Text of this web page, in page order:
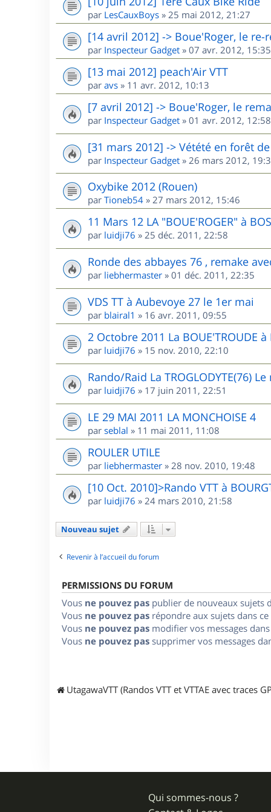
par LesCauxBoys » 25 mai 2012, 21:27
[14 avril 2012] -> Boue'Roger, le re-
par Inspecteur Gadget » 07 avr. 2012, 15:35
[13 mai 2012] peach'Air VTT
par avs » 11 avr. 2012, 10:13
[7 avril 2012] -> Boue'Roger, le
par Inspecteur Gadget » 01 avr. 2012, 12:58
[31 mars 2012] -> Vétété en forêt
par Inspecteur Gadget » 26 mars 2012,
Oxybike 2012 (Rouen)
par Tioneb54 » 27 mars 2012, 15:46
11 Mars 12 LA "BOUE'ROGER" à
par luidji76 » 25 déc. 2011, 22:58
Ronde des abbayes 76 , remake
par liebhermaster » 01 déc. 2011, 22:35
VDS TT à Aubevoye 27 le 1er mai
par blairal1 » 16 avr. 2011, 09:55
2 Octobre 2011 La BOUE'TROUDE à
par luidji76 » 15 nov. 2010, 22:10
Rando/Raid La TROGLODYTE(76)
par luidji76 » 17 juin 2011, 22:51
LE 29 MAI 2011 LA MONCHOISE 4
par seblal » 11 mai 2011, 11:08
ROULER UTILE
par liebhermaster » 28 nov. 2010, 19:48
[10 Oct. 2010]>Rando VTT à
par luidji76 » 24 mars 2010, 21:58
Nouveau sujet
Revenir à l’accueil du forum
PERMISSIONS DU FORUM
Vous ne pouvez pas publier de nouveaux sujets
Vous ne pouvez pas répondre aux sujets dans
Vous ne pouvez pas modifier vos messages
Vous ne pouvez pas supprimer vos messages
UtagawaVTT (Randos VTT et VTTAE avec traces
Qui sommes-nous ?